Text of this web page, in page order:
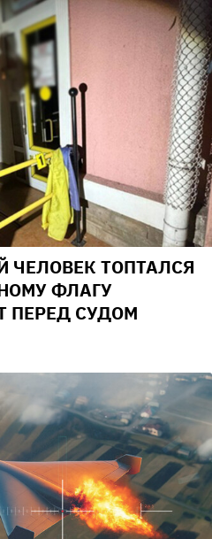
ЧЕЛОВЕК ТОПТАЛСЯ
ФЛАГУ
ПЕРЕД СУДОМ